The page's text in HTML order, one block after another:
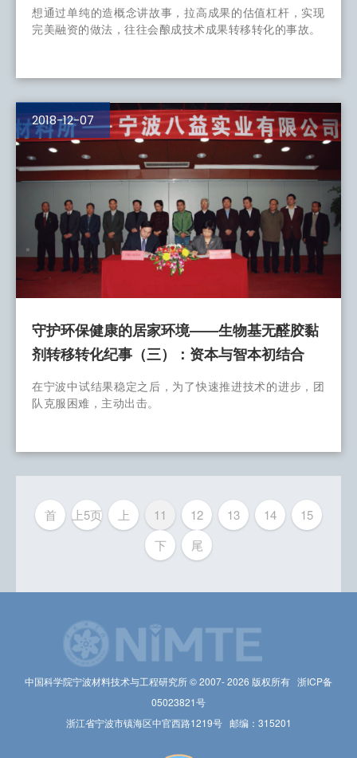
想通过单纯的造概念讲故事，拉高成果的估值杠杆，实现
完美融资的做法，往往会酿成技术成果转移转化的事故。
2018-12-07
守护环保健康的居家环境——生物基无醛胶黏
剂转移转化纪事（三）：资本与智本初结合
在宁波中试结果稳定之后，为了快速推进技术的进步，团
队克服困难，主动出击。
首 上5页 上 11 12 13 14
15
下
尾
中国科学院宁波材料技术与工程研究所 © 2007-2026 版权所有 浙ICP备
05023821号
浙江省宁波市镇海区中官西路1219号 邮编：315201